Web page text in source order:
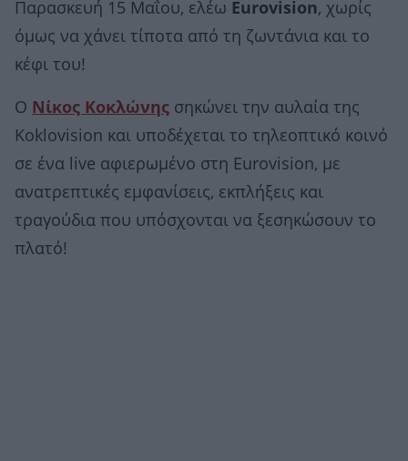
Παρασκευή 15 Μαΐου, ελέω Eurovision, χωρίς
όμως να χάνει τίποτα από τη ζωντάνια και το
κέφι του!
Ο Νίκος Κοκλώνης σηκώνει την αυλαία της
Koklovision και υποδέχεται το τηλεοπτικό κοινό
σε ένα live αφιερωμένο στη Eurovision, με
ανατρεπτικές εμφανίσεις, εκπλήξεις και
τραγούδια που υπόσχονται να ξεσηκώσουν το
πλατό!